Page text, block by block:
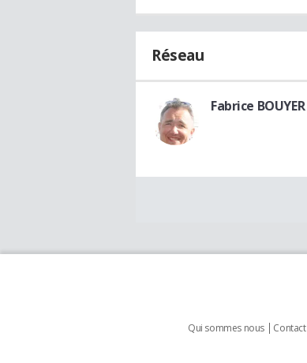
Réseau
Fabrice BOUYER
Qui sommes nous Contact